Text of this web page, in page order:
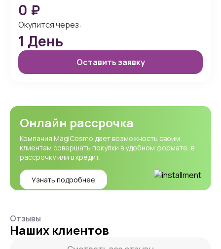
0 ₽
Окупится через:
1 День
Оставить заявку
Онлайн рассрочка
Компания MagiCosmo дает возможность своим
клиентам совершать покупки в удобном формате, в
рассрочку или в кредит.
Узнать подробнее
Отзывы
Наших клиентов